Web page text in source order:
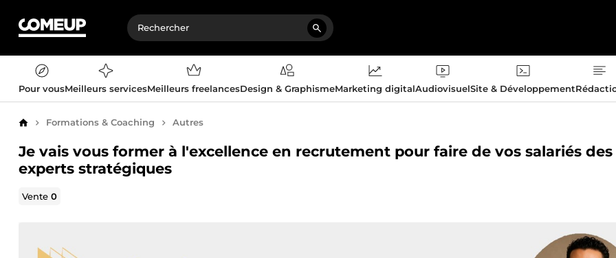
Pour vousMeilleurs servicesMeilleurs freelancesDesign & GraphismeMarketing digitalAudiovisuelSite & Développement
AccueilFormations & Coaching Autres
Je vais vous former à l'excellence en recrutement pour faire de vos salariés des
experts stratégiques
Vente0